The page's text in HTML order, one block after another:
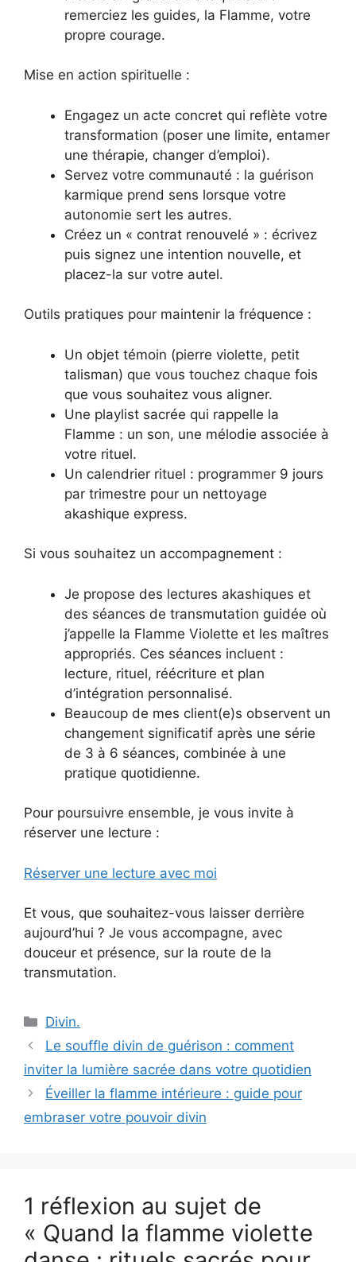
remerciez les guides, la Flamme, votre
propre courage.
Mise en action spirituelle :
Engagez un acte concret qui reflète votre
transformation (poser une limite, entamer
une thérapie, changer d’emploi).
Servez votre communauté : la guérison
karmique prend sens lorsque votre
autonomie sert les autres.
Créez un « contrat renouvelé » : écrivez
puis signez une intention nouvelle, et
placez-la sur votre autel.
Outils pratiques pour maintenir la fréquence :
Un objet témoin (pierre violette, petit
talisman) que vous touchez chaque fois
que vous souhaitez vous aligner.
Une playlist sacrée qui rappelle la
Flamme : un son, une mélodie associée à
votre rituel.
Un calendrier rituel : programmer 9 jours
par trimestre pour un nettoyage
akashique express.
Si vous souhaitez un accompagnement :
Je propose des lectures akashiques et
des séances de transmutation guidée où
j’appelle la Flamme Violette et les maîtres
appropriés. Ces séances incluent :
lecture, rituel, réécriture et plan
d’intégration personnalisé.
Beaucoup de mes client(e)s observent un
changement significatif après une série
de 3 à 6 séances, combinée à une
pratique quotidienne.
Pour poursuivre ensemble, je vous invite à
réserver une lecture :
Réserver une lecture avec moi
Et vous, que souhaitez-vous laisser derrière
aujourd’hui ? Je vous accompagne, avec
douceur et présence, sur la route de la
transmutation.
Catégories
Divin.
Le souffle divin de guérison : comment
inviter la lumière sacrée dans votre quotidien
Éveiller la flamme intérieure : guide pour
embraser votre pouvoir divin
1 réflexion au sujet de
« Quand la flamme violette